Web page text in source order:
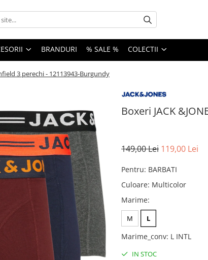
BRANDURI % SALE % COLECTII
3 perechi - 12113943-Burgundy
Boxeri JACK
149,00 Lei 119,00 Lei
Pentru: BARBATI
Culoare: Multicolor
Marime:
M L
Marime_conv: L INTL
IN STOC